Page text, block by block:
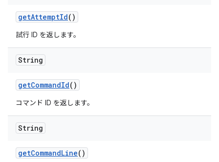
getAttemptId()
試行 ID を返します。
String
getCommandId()
コマンド ID を返します。
String
getCommandLine()